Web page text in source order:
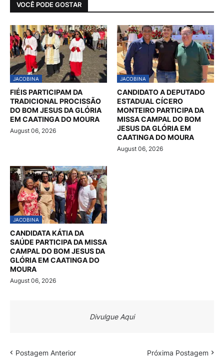
VOCÊ PODE GOSTAR
JACOBINA
FIÉIS PARTICIPAM DA
TRADICIONAL PROCISSÃO
DO BOM JESUS DA GLÓRIA
EM CAATINGA DO MOURA
August 06, 2026
JACOBINA
CANDIDATO A DEPUTADO
ESTADUAL CÍCERO
MONTEIRO PARTICIPA DA
MISSA CAMPAL DO BOM
JESUS DA GLÓRIA EM
CAATINGA DO MOURA
August 06, 2026
JACOBINA
CANDIDATA KÁTIA DA
SAÚDE PARTICIPA DA MISSA
CAMPAL DO BOM JESUS DA
GLÓRIA EM CAATINGA DO
MOURA
August 06, 2026
Divulgue Aqui
Postagem Anterior Próxima Postagem